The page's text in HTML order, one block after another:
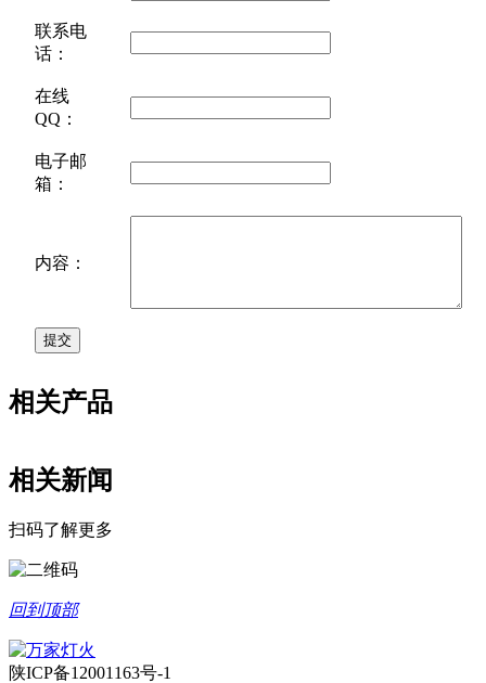
联系电
话：
在线
QQ：
电子邮
箱：
内容：
相关产品
相关新闻
扫码了解更多
回到顶部
陕ICP备12001163号-1